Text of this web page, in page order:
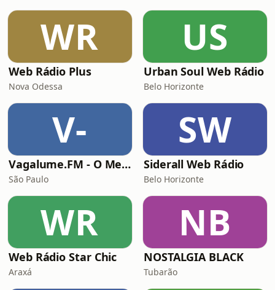
WR
Web Rádio Plus
Nova Odessa
US
Urban Soul Web Rádio
Belo Horizonte
V-
Vagalume.FM - O Melhor de Adele
São Paulo
SW
Siderall Web Rádio
Belo Horizonte
WR
Web Rádio Star Chic
Araxá
NB
NOSTALGIA BLACK
Tubarão